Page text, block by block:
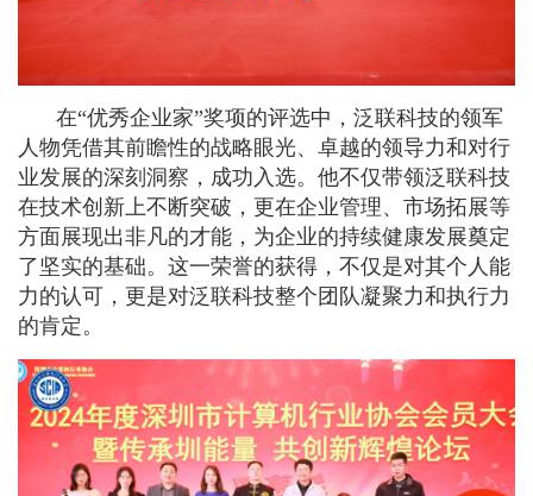
在“优秀企业家”奖项的评选中，泛联科技的领军
人物凭借其前瞻性的战略眼光、卓越的领导力和对行
业发展的深刻洞察，成功入选。他不仅带领泛联科技
在技术创新上不断突破，更在企业管理、市场拓展等
方面展现出非凡的才能，为企业的持续健康发展奠定
了坚实的基础。这一荣誉的获得，不仅是对其个人能
力的认可，更是对泛联科技整个团队凝聚力和执行力
的肯定。